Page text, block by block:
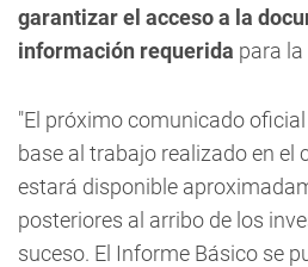
garantizar el acceso a la
información requerida para
"El próximo comunicado
base al trabajo realizado en el
estará disponible
posteriores al arribo de los
suceso. El Informe Básico se